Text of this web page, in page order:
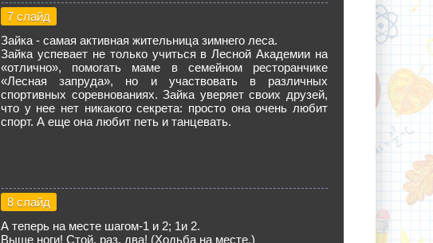
7 слайд
Зайка - самая активная жительница зимнего леса.
Зайка успевает не только учиться в Лесной Академии на
«отлично», помогать маме в семейном ресторанчике
«Лесная запруда», но и участвовать в различных
спортивных соревнованиях. Зайка уверяет своих друзей,
что у нее нет никакого секрета: просто она очень любит
спорт. А еще она любит петь и танцевать.
8 слайд
А теперь на месте шагом-1 и 2; 1и 2.
Выше ноги! Стой, раз, два! (Ходьба на месте.)